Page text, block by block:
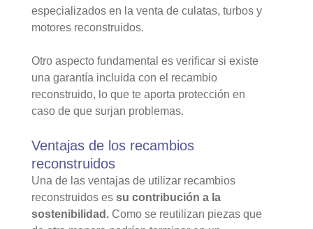
especializados en la venta de culatas, turbos y
motores reconstruidos.
Otro aspecto fundamental es verificar si existe
una garantía incluida con el recambio
reconstruido, lo que te aporta protección en
caso de que surjan problemas.
Ventajas de los recambios
reconstruidos
Una de las ventajas de utilizar recambios
reconstruidos es su contribución a la
sostenibilidad. Como se reutilizan piezas que